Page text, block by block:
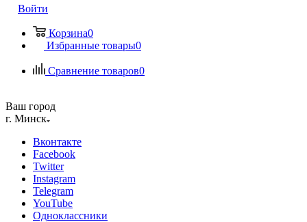
Войти
Корзина0
Избранные товары0
Сравнение товаров0
Ваш город
г. Минск
Вконтакте
Facebook
Twitter
Instagram
Telegram
YouTube
Одноклассники